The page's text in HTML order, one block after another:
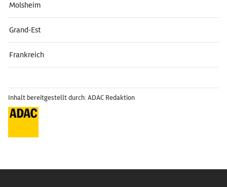
Molsheim
Grand-Est
Frankreich
Inhalt bereitgestellt durch: ADAC Redaktion